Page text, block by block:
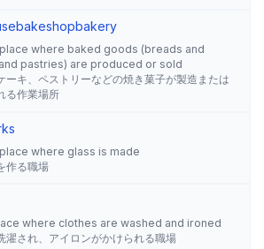
bakeshopbakery
where baked goods (breads and
pastries) are produced or sold
ーキ、ペストリーなどの焼き菓子が製造または
る作業場所
where glass is made
作る職場
where clothes are washed and ironed
濯され、アイロンがかけられる職場